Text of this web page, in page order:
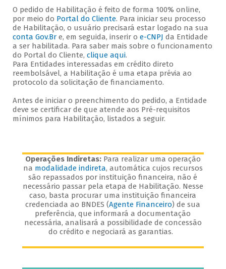
O pedido de Habilitação é feito de forma 100% online,
por meio do Portal do Cliente. Para iniciar seu processo
de Habilitação, o usuário precisará estar logado na sua
conta Gov.Bre, em seguida, inserir o e-CNPJ da Entidade
a ser habilitada. Para saber mais sobre o funcionamento
do Portal do Cliente, clique aqui.
Para Entidades interessadas em crédito direto
reembolsável, a Habilitação é uma etapa prévia ao
protocolo da solicitação de financiamento.
Antes de iniciar o preenchimento do pedido, a Entidade
deve se certificar de que atende aos Pré-requisitos
mínimos para Habilitação, listados a seguir.
Operações Indiretas: Para realizar uma operação
na modalidade indireta, automática cujos recursos
são repassados por instituição financeira, não é
necessário passar pela etapa de Habilitação. Nesse
caso, basta procurar uma instituição financeira
credenciada ao BNDES (Agente Financeiro) de sua
preferência, que informará a documentação
necessária, analisará a possibilidade de concessão
do crédito e negociará as garantias.